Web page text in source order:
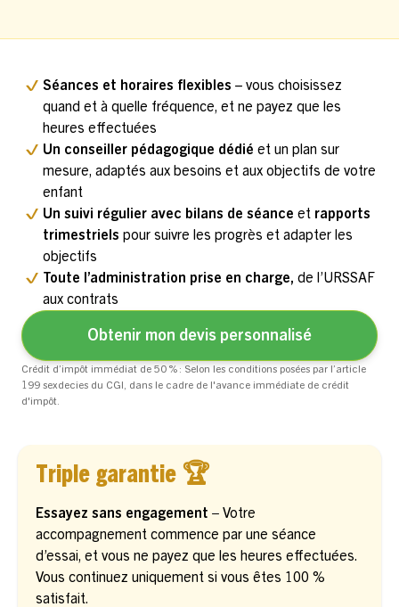
Séances et horaires flexibles – vous choisissez
quand et à quelle fréquence, et ne payez que les
heures effectuées
Un conseiller pédagogique dédié et un plan sur
mesure, adaptés aux besoins et aux objectifs de votre
enfant
Un suivi régulier avec bilans de séance et rapports
trimestriels pour suivre les progrès et adapter les
objectifs
Toute l’administration prise en charge, de l’URSSAF
aux contrats
Obtenir mon devis personnalisé
Crédit d’impôt immédiat de 50 % : Selon les conditions posées par l’article
199 sexdecies du CGI, dans le cadre de l'avance immédiate de crédit
d'impôt.
Triple garantie 🏆
Essayez sans engagement – Votre
accompagnement commence par une séance
d’essai, et vous ne payez que les heures effectuées.
Vous continuez uniquement si vous êtes 100 %
satisfait.